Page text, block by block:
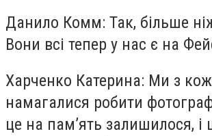
Данило Комм: Так, більше
Вони всі тепер у нас є на
Харченко Катерина: Ми з
намагалися робити
це на пам’ять залишилося, і